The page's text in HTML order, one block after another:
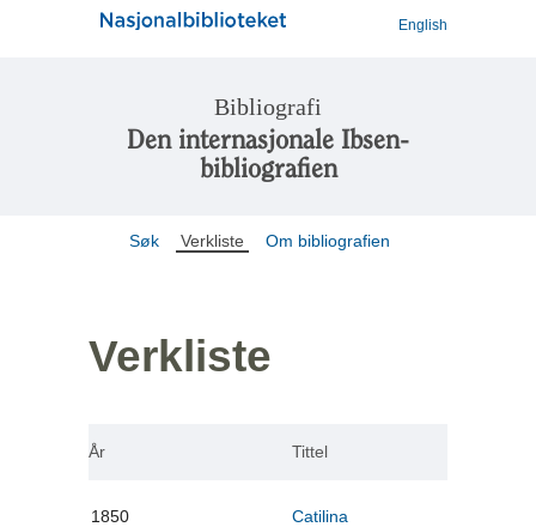
English
Bibliografi
Den internasjonale Ibsen-
bibliografien
Søk Verkliste Om bibliografien
Verkliste
År Tittel
1850 Catilina